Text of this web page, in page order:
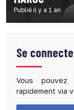
Publié il y a 1 an
Se
Vous
rapidement via